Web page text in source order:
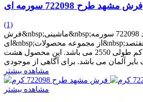
فرش مشهد طرح 722098 سورمه ای
(1)
فرش&nbsp;ماشینی&nbsp;مشهد طرح کد 722098 سورمه
ای&nbsp;از مجموعه محصولات&nbsp;هفتصد&nbsp;شانه بوده که
دارای تراکم طولی 2550 می باشد. این محصول هشت&nbsp;رنگ
مشاهده بیشتر
مشاهده بیشتر